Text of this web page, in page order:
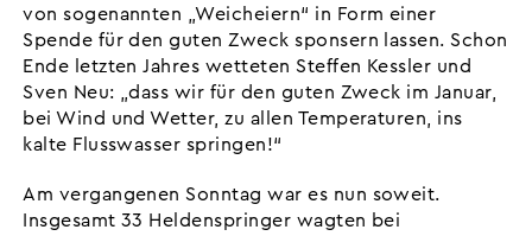
von sogenannten „Weicheiern“ in Form einer
Spende für den guten Zweck sponsern lassen. Schon
Ende letzten Jahres wetteten Steffen Kessler und
Sven Neu: „dass wir für den guten Zweck im Januar,
bei Wind und Wetter, zu allen Temperaturen, ins
kalte Flusswasser springen!“
Am vergangenen Sonntag war es nun soweit.
Insgesamt 33 Heldenspringer wagten bei